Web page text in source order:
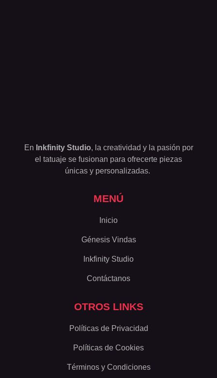
En Inkfinity Studio, la creatividad y la pasión por
el tatuaje se fusionan para ofrecerte piezas
únicas y personalizadas.
MENÚ
Inicio
Génesis Vindas
Inkfinity Studio
Contáctanos
OTROS LINKS
Políticas de Privacidad
Políticas de Cookies
Términos y Condiciones